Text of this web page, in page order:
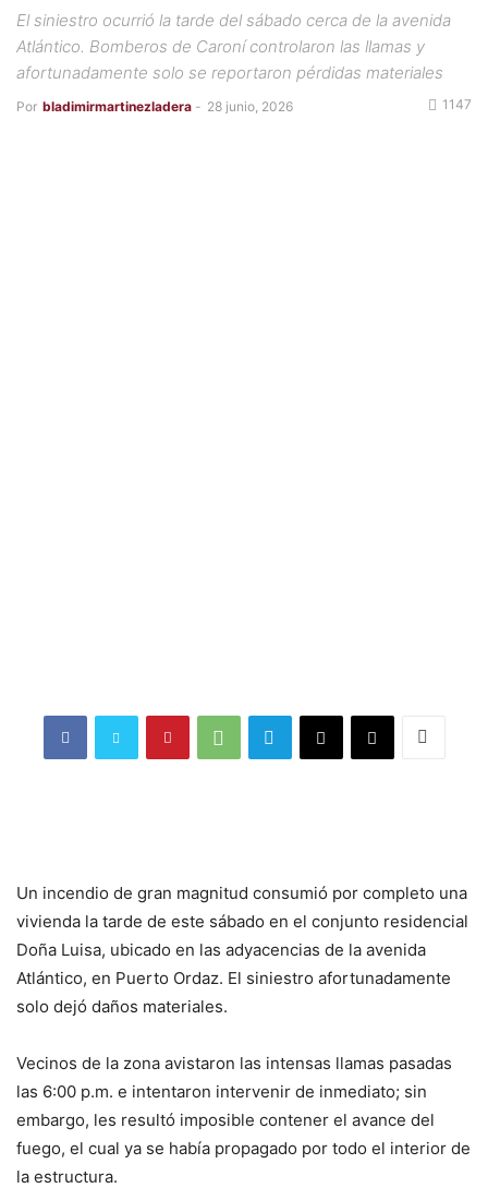
El siniestro ocurrió la tarde del sábado cerca de la avenida
Atlántico. Bomberos de Caroní controlaron las llamas y
afortunadamente solo se reportaron pérdidas materiales
Por bladimirmartinezladera - 28 junio, 2026 1147
Un incendio de gran magnitud consumió por completo una
vivienda la tarde de este sábado en el conjunto residencial
Doña Luisa, ubicado en las adyacencias de la avenida
Atlántico, en Puerto Ordaz. El siniestro afortunadamente
solo dejó daños materiales.
Vecinos de la zona avistaron las intensas llamas pasadas
las 6:00 p.m. e intentaron intervenir de inmediato; sin
embargo, les resultó imposible contener el avance del
fuego, el cual ya se había propagado por todo el interior de
la estructura.